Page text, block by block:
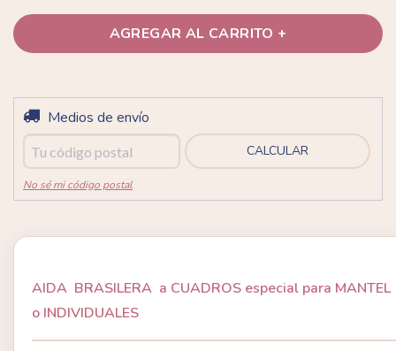
Entregas para el CP:
Medios de envío
CALCULAR
No sé mi código postal
AIDA BRASILERA a CUADROS especial para MANTEL
o INDIVIDUALES